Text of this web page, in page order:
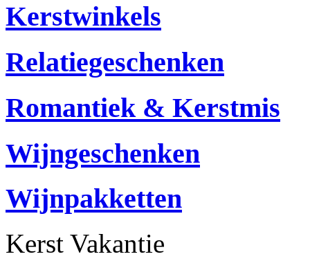
Kerstwinkels
Relatiegeschenken
Romantiek & Kerstmis
Wijngeschenken
Wijnpakketten
Kerst Vakantie